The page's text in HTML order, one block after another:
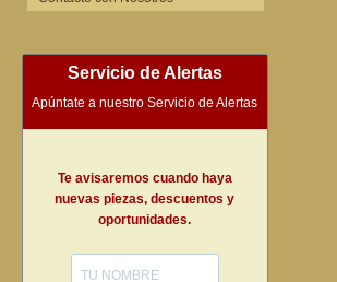
Servicio de Alertas
Apúntate a nuestro Servicio de Alertas
Te avisaremos cuando haya
nuevas piezas, descuentos y
oportunidades.